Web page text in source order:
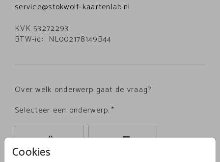
Cookies
service@stokwolf-kaartenlab.nl
KVK 53272293
BTW-id: NL002178149B44
Over welk onderwerp gaat de vraag?
Selecteer een onderwerp.*